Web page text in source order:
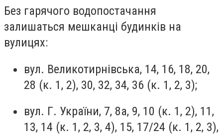
Без гарячого водопостачання
залишаться мешканці будинків на
вулицях:
вул. Великотирнівська, 14, 16, 18, 20,
28 (к. 1, 2), 30, 32, 34, 36 (к. 1, 2, 3);
вул. Г. України, 7, 8а, 9, 10 (к. 1, 2), 11,
13, 14 (к. 1, 2, 3, 4), 15, 17/24 (к. 1, 2, 3),